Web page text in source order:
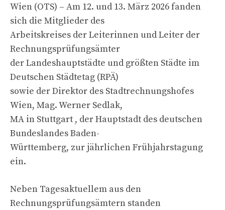
Wien (OTS) – Am 12. und 13. März 2026 fanden
sich die Mitglieder des
Arbeitskreises der Leiterinnen und Leiter der
Rechnungsprüfungsämter
der Landeshauptstädte und größten Städte im
Deutschen Städtetag (RPÄ)
sowie der Direktor des Stadtrechnungshofes
Wien, Mag. Werner Sedlak,
MA in Stuttgart , der Hauptstadt des deutschen
Bundeslandes Baden-
Württemberg, zur jährlichen Frühjahrstagung
ein.
Neben Tagesaktuellem aus den
Rechnungsprüfungsämtern standen